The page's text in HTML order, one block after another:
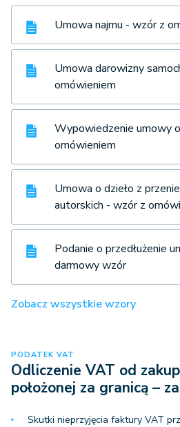
Umowa najmu - wzór z
Umowa darowizny
omówieniem
Wypowiedzenie umowy
omówieniem
Umowa o dzieło z
autorskich - wzór z
Podanie o przedłużenie
darmowy wzór
Zobacz wszystkie wzory
PODATEK VAT
Odliczenie VAT od
położonej za granicą –
Skutki nieprzyjęcia faktury VAT